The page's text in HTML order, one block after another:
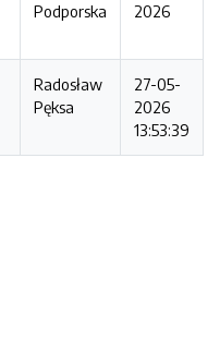
Podporska
2026
Radosław
Pęksa
27-05-
2026
13:53:39